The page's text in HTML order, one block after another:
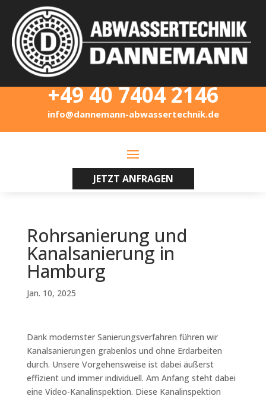
+49 40 7404 2146
info@dannemann-abwassertechnik.de
JETZT ANFRAGEN
Rohrsanierung und
Kanalsanierung in
Hamburg
Jan. 10, 2025
Dank modernster Sanierungsverfahren führen wir
Kanalsanierungen grabenlos und ohne Erdarbeiten
durch. Unsere Vorgehensweise ist dabei äußerst
effizient und immer individuell. Am Anfang steht dabei
eine Video-Kanalinspektion. Diese Kanalinspektion